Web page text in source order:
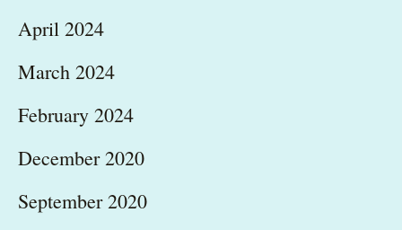
April 2024
March 2024
February 2024
December 2020
September 2020